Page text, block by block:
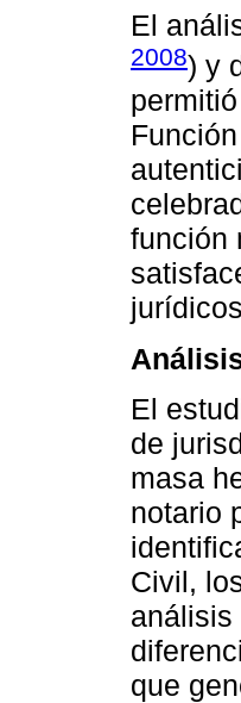
El
2008) y
función
El
de
masa
notario
Civil,
análisis
que